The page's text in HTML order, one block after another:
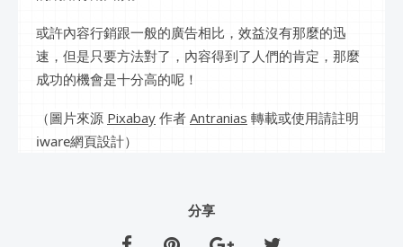
或許內容行銷跟一般的廣告相比，效益沒有那麼的迅
速，但是只要方法對了，內容得到了人們的肯定，那麼
成功的機會是十分高的呢！
（圖片來源 Pixabay 作者 Antranias 轉載或使用請註明
iware網頁設計）
分享